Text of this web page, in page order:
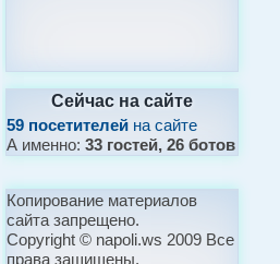
Сейчас на сайте
59 посетителей на сайте
А именно:33 гостей, 26 ботов
Копирование материалов
сайта запрещено.
Copyright © napoli.ws 2009 Все
права защищены.